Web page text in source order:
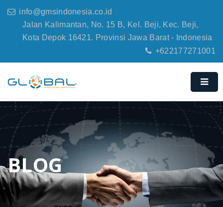
info@gmsindonesia.co.id
Jalan Kalimantan, No. 15 B, Kel. Beji, Kec. Beji,
Kota Depok 16421. Provinsi Jawa Barat - Indonesia
+622177271001
BLOG